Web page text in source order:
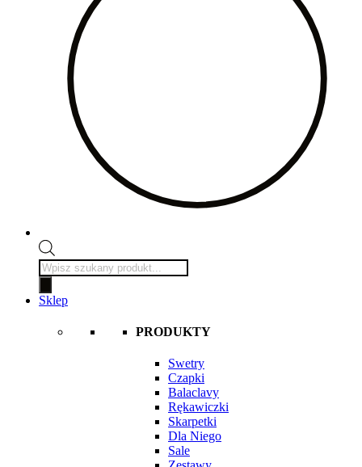
Wyszukiwarka
produktów
Sklep
PRODUKTY
Swetry
Czapki
Balaclavy
Rękawiczki
Skarpetki
Dla Niego
Sale